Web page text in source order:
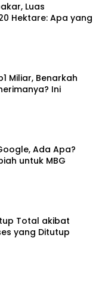
Luas
Hektare: Apa yang
Miliar, Benarkah
Ini
Ada Apa?
untuk MBG
Total akibat
yang Ditutup